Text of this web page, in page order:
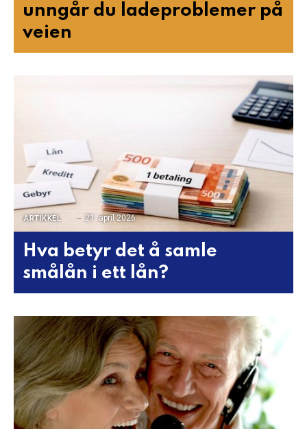
unngår du ladeproblemer på
veien
ARTIKKEL 21. april 2026
Hva betyr det å samle
smålån i ett lån?